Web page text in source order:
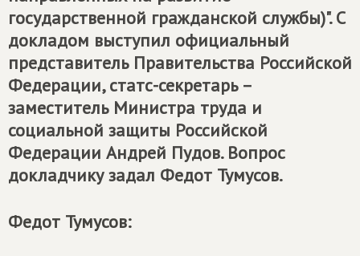
государственной гражданской службы)". С
докладом выступил официальный
представитель Правительства Российской
Федерации, статс-секретарь –
заместитель Министра труда и
социальной защиты Российской
Федерации Андрей Пудов. Вопрос
докладчику задал Федот Тумусов.
Федот Тумусов: